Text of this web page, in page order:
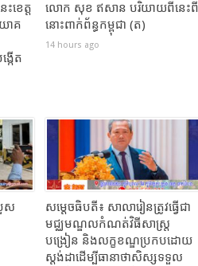
ខេត្ត
ោគ
ើត
លោក សុខ ឥសាន បរិយាយពីនេះពី
នោះពាក់ព័ន្ធកម្ពុជា (ត)
14 hours ago
ស
សម្ដេចធិបតី៖ សាលារៀនត្រូវធ្វើជា
មជ្ឈមណ្ឌលកំណត់វិធីសាស្ត្រ
បង្រៀន និងលក្ខខណ្ឌប្រកបដោយ
ស្តង់ដាដើម្បីធានាថាសិស្សទទួល